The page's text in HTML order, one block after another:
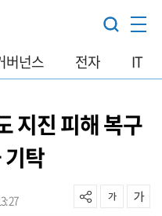
버넌스 전자 IT
지진 피해 복구
탁